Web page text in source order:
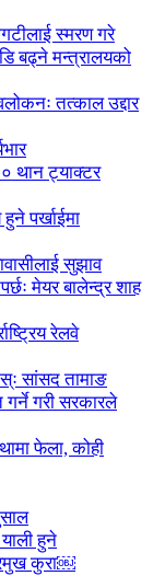
स्मरण गरे
बढ्ने मन्त्रालयको
तत्काल उद्दार
थान ट्याक्टर
पर्खाईमा
सुझाव
मेयर बालेन्द्र शाह
रेलवे
सांसद तामाङ
गरी सरकारले
फेला, कोही
हुने
कुरा￼